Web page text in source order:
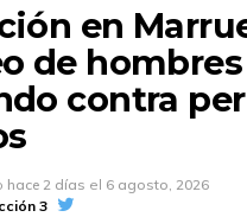
en
de hombres
contra
hace 2 días el 6 agosto, 2026
3